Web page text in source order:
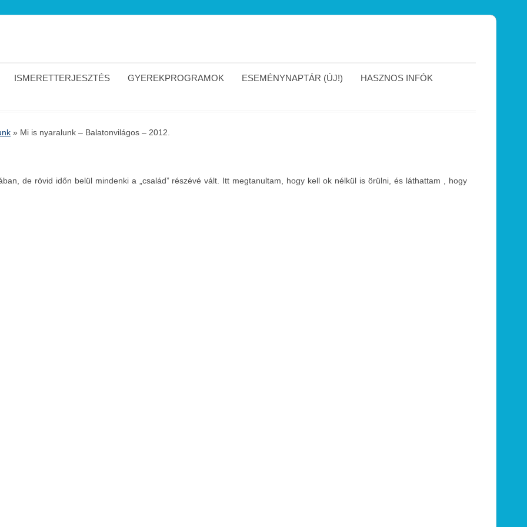
ISMERETTERJESZTÉS GYEREKPROGRAMOK ESEMÉNYNAPTÁR (ÚJ!)
HASZNOS INFÓK
» Mi is nyaralunk – Balatonvilágos – 2012.
de rövid időn belül mindenki a „család” részévé vált. Itt megtanultam, hogy kell ok nélkül is örülni, és láthattam , hogy